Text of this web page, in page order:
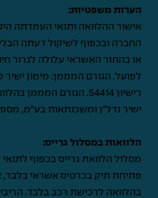
הערות משפטיות:
אישור ההלוואה ותנאי העמדתה
החברה ובכפוף לשיקול דעתה
או בהחזר האשראי עלולה לגרור
רישיון 54414. הגורם
ישיר נדל"ן ומשכנתאות בע"מ, מספר
הלוואות במסלול גרייס:
מסלול הלוואת גרייס בכפוף
פתיחת תיק בכרטיס אשראי בלבד,
בהלוואה לרכישת רכב בלבד.